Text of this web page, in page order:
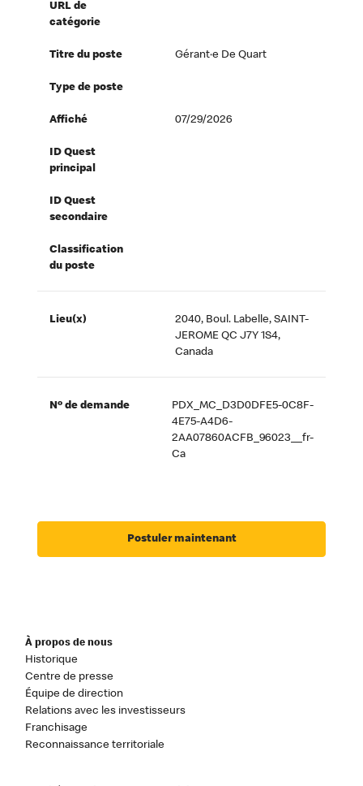
URL de
catégorie
Titre du poste Gérant·e De Quart
Type de poste
Affiché 07/29/2026
ID Quest
principal
ID Quest
secondaire
Classification
du poste
Lieu(x)
2040, Boul. Labelle, SAINT-
JEROME QC J7Y 1S4,
Canada
Nº de demande
PDX_MC_D3D0DFE5-0C8F-
4E75-A4D6-
2AA07860ACFB_96023__fr-
Ca
Postuler maintenant
À propos de nous
Historique
Centre de presse
Équipe de direction
Relations avec les investisseurs
Franchisage
Reconnaissance territoriale